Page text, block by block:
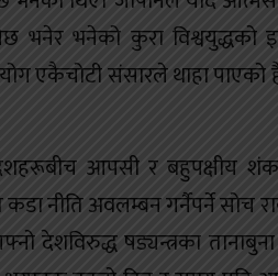
भनेर भनेको कुरा
एकैचोटी संसारले थाहा
आपसी र बहुपक्षीय
कडा नीति अवलम्बन गर्नैपर्ने
षड्यन्त्रका तानाबुना